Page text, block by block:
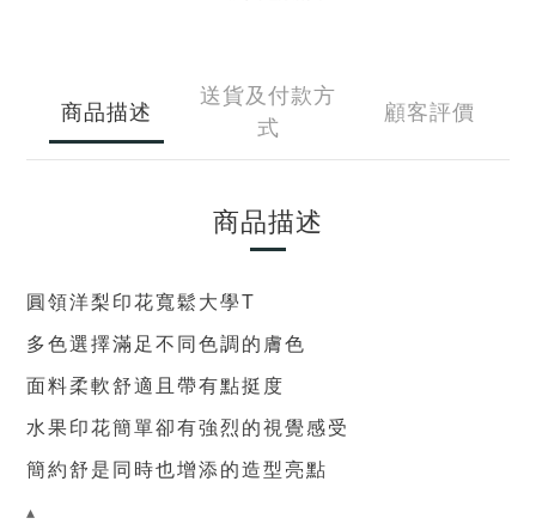
商品描述
送貨及付款方
式
顧客評價
商品描述
圓領洋梨印花寬鬆大學T
多色選擇滿足不同色調的膚色
面料柔軟舒適且帶有點挺度
水果印花簡單卻有強烈的視覺感受
簡約舒是同時也增添的造型亮點
▴